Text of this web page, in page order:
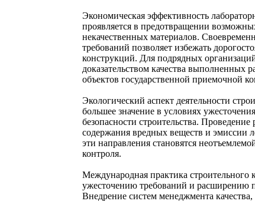
Экономическая эффективность
проявляется в предотвращении
некачественных материалов.
требований позволяет избежать
конструкций. Для подрядных
доказательством качества выполненных
объектов государственной приемочной
Экологический аспект деятельности
большее значение в условиях
безопасности строительства.
содержания вредных веществ и эмиссии
эти направления становятся
контроля.
Международная практика строительного
ужесточению требований и расширению
Внедрение систем менеджмента